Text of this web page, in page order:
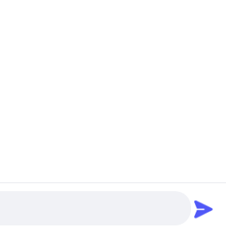
Copyright © 2023-2026 Wisdtech Technology